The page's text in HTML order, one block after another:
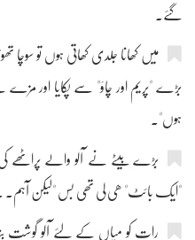
گئے۔
میں کھانا جلدی کھاتی ہوں تو سوچا
بڑے "پریم اور چاؤ" سے پکایا اور مزے سے
ہوں"۔
بڑے بیٹے نے آلو والے پراٹھے کی
"ایک بائٹ" ھی لی تھی بس "لیکن آہم۔
رات کو میاں کے لئے آلو گوشت